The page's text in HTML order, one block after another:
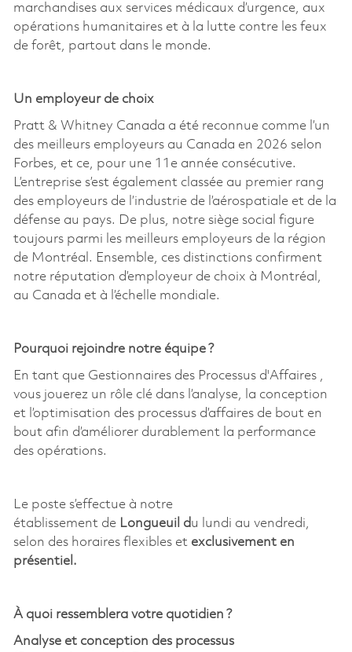
marchandises aux services médicaux d’urgence, aux
opérations humanitaires et à la lutte contre les feux
de forêt, partout dans le monde.
Un employeur de choix
Pratt & Whitney Canada a été reconnue comme l’un
des meilleurs employeurs au Canada en 2026 selon
Forbes, et ce, pour une 11e année consécutive.
L’entreprise s’est également classée au premier rang
des employeurs de l’industrie de l’aérospatiale et de la
défense au pays. De plus, notre siège social figure
toujours parmi les meilleurs employeurs de la région
de Montréal. Ensemble, ces distinctions confirment
notre réputation d’employeur de choix à Montréal,
au Canada et à l’échelle mondiale.
Pourquoi rejoindre notre équipe ?
En tant que Gestionnaires des Processus d'Affaires ,
vous jouerez un rôle clé dans l’analyse, la conception
et l’optimisation des processus d’affaires de bout en
bout afin d’améliorer durablement la performance
des opérations.
Le poste s’effectue à notre
établissement deLongueuil du
lundi au vendredi,
selon des horaires flexibles et exclusivement en
présentiel.
À quoi ressemblera votre quotidien ?
Analyse et conception des processus